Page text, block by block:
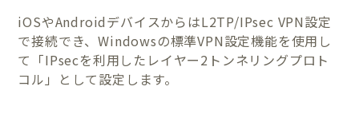
iOSやAndroidデバイスからはL2TP/IPsec VPN設定
で接続でき、Windowsの標準VPN設定機能を使用し
て「IPsecを利用したレイヤー2トンネリングプロト
コル」として設定します。